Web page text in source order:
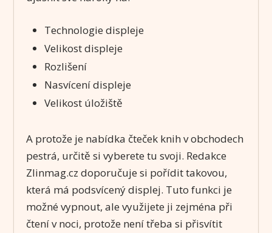
Technologie displeje
Velikost displeje
Rozlišení
Nasvícení displeje
Velikost úložiště
A protože je nabídka čteček knih v obchodech
pestrá, určitě si vyberete tu svoji. Redakce
Zlinmag.cz doporučuje si pořídit takovou,
která má podsvícený displej. Tuto funkci je
možné vypnout, ale využijete ji zejména při
čtení v noci, protože není třeba si přisvítit